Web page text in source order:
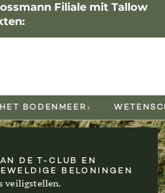
Filiale mit Tallow
DE T-CLUB EN
BELONINGEN
veiligstellen.